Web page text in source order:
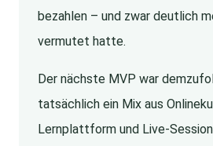
bezahlen – und zwar deutlich
vermutet hatte.
Der nächste MVP war
tatsächlich ein Mix aus
Lernplattform und Live-